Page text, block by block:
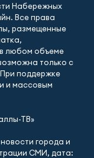
Набережных
Все права
размещенные
любом объеме
только с
поддержке
и массовым
ТВ»
города и
СМИ, дата: